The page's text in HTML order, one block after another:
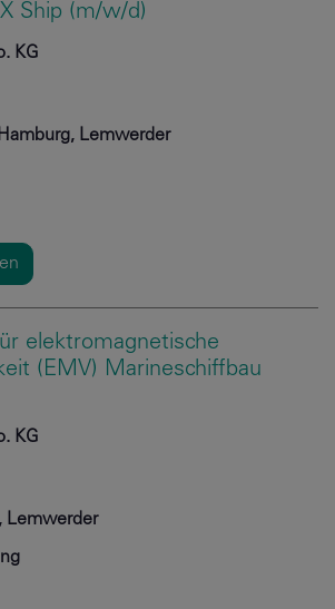
Ship (m/w/d)
KG
Lemwerder
elektromagnetische
(EMV) Marineschiffbau
KG
Lemwerder